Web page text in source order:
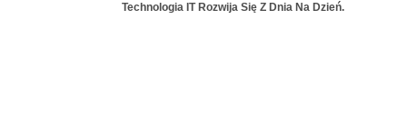
Technologia IT Rozwija Się Z Dnia Na Dzień.